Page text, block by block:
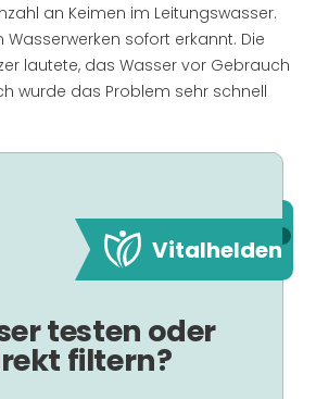
an Keimen im Leitungswasser.
Wasserwerken sofort erkannt. Die
lautete, das Wasser vor Gebrauch
wurde das Problem sehr schnell
Vitalhelden
testen oder
filtern?